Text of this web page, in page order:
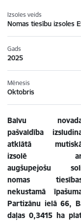
Izsoles veids
Nomas tiesību izsoles
Gads
2025
Mēnesis
Oktobris
Balvu
pašvaldība
atklātā
izsolē
augšupejošu
nomas
nekustamā
Partizānu ielā 66,
daļas 0,3415 ha